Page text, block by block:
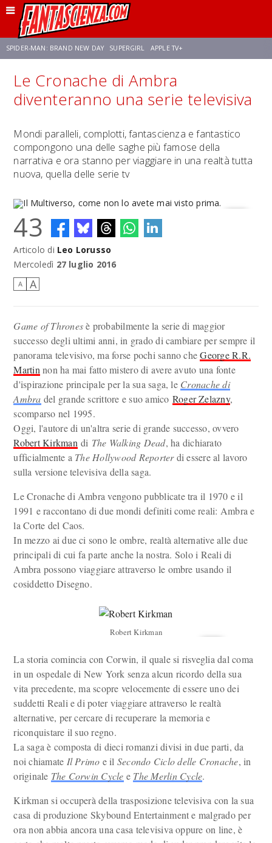
SPIDER-MAN: BRAND NEW DAY SUPERGIRL APPLE TV+
FRANCO RICCIARDIELLO ZENDAYA STAR TREK AVENGERS: DOOMSDAY
Le Cronache di Ambra
diventeranno una serie televisiva
Mondi paralleli, complotti, fantascienza e fantastico
compongono una delle saghe più famose della
narrativa e ora stanno per viaggiare in una realtà tutta
nuova, quella delle serie tv
Il Multiverso, come non lo avete mai visto prima.
43
Articolo di Leo Lorusso
Mercoledì 27 luglio 2016
A A
Game of Thronesè probabilmente la serie di maggior
successo degli ultimi anni, in grado di cambiare per sempre il
panorama televisivo, ma forse pochi sanno cheGeorge R.R.
Martin non ha mai fatto mistero di avere avuto una fonte
d'ispirazione principale per la sua saga, le Cronache di
Ambra del grande scrittore e suo amico Roger Zelazny,
scomparso nel 1995.
Oggi, l'autore di un'altra serie di grande successo, ovvero
Robert Kirkman di The Walking Dead, ha dichiarato
ufficialmente a The Hollywood Reporterdi essere al lavoro
sulla versione televisiva della saga.
Le Cronache di Ambra vengono pubblicate tra il 1970 e il
1991 e raccontano di due mondi definiti come reali: Ambra e
la Corte del Caos.
In mezzo ai due ci sono le ombre, realtà alternative alle due
principali di cui fa parte anche la nostra. Solo i Reali di
Ambra possono viaggiare attraverso le ombre usando il
cosiddetto Disegno.
Robert Kirkman
La storia comincia con Corwin, il quale si risveglia dal coma
in un ospedale di New York senza alcun ricordo della sua
vita precedente, ma scopre velocemente di essere uno dei
suddetti Reali e di poter viaggiare attraverso le realtà
alternative, per cercare di recuperare la memoria e
riconquistare il suo regno.
La saga è composta di dieci romanzi divisi in due parti, da
noi chiamate Il Primo e il Secondo Ciclo delle Cronache, in
originale The Corwin Cycle e The Merlin Cycle.
Kirkman si occuperà della trasposizione televisiva con la sua
casa di produzione Skybound Entertainment e malgrado per
ora non abbia ancora una casa televisiva oppure on line, è